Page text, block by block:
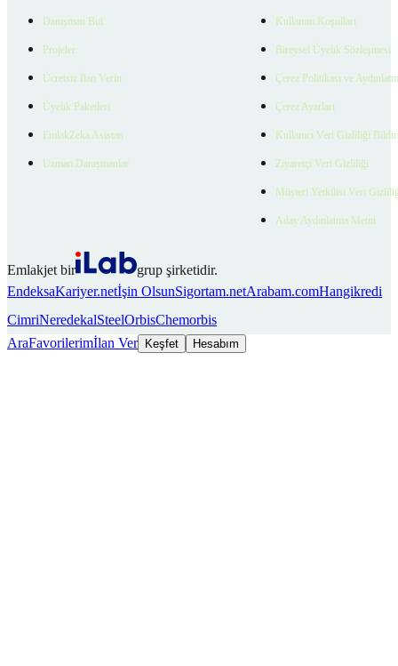
Danışman Bul
Projeler
Ücretsiz İlan Verin
Üyelik Paketleri
EmlakZeka Asistan
Uzman Danışmanlar
Kullanım Koşulları
Bireysel Üyelik Sözleşmesi
Çerez Politikası ve
Çerez Ayarları
Kullanıcı Veri Gizliliği
Ziyaretçi Veri Gizliliği
Müşteri Yetkilisi Veri
Aday Aydınlatma Metni
Emlakjet bir
grup şirketidir.
EndeksaKariyer.netİşin OlsunSigortam.netArabam.comHangikredi
CimriNeredekalSteelOrbisChemorbis
AraFavorilerimİlan Ver Keşfet Hesabım